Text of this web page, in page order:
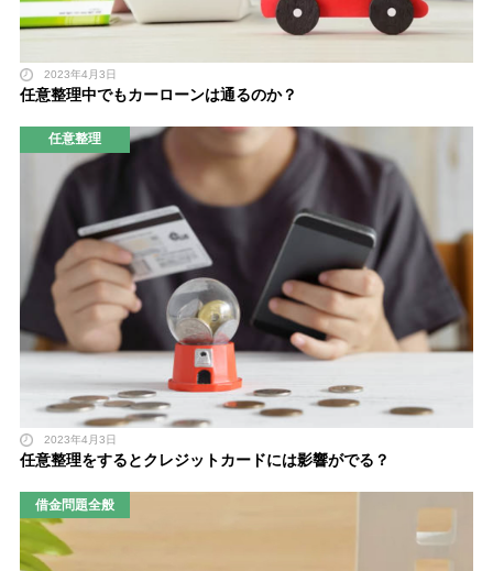
2023年4月3日
任意整理中でもカーローンは通るのか？
任意整理
2023年4月3日
任意整理をするとクレジットカードには影響がでる？
借金問題全般